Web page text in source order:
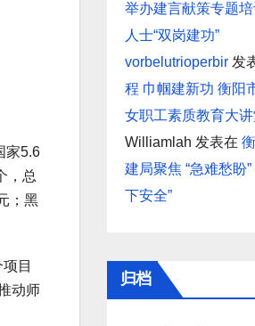
家5.6
，总
；黑
目
动师
举办建言献策专题
人士“双岗建功”
vorbelutrioperbir发
程 巾帼建新功 衡阳
女职工素质教育大
Williamlah 发表在
建局聚焦 “急难愁盼
下安全”
归档